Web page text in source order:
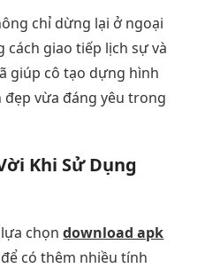
chỉ dừng lại ở ngoại
giao tiếp lịch sự và
giúp cô tạo dựng hình
vừa đáng yêu trong
Khi Sử Dụng
lựa chọndownload apk
để có thêm nhiều tính